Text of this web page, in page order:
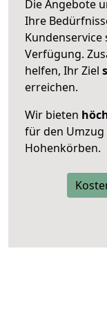
Die Angebote
Ihre
Verfügung.
helfen, Ihr Ziel
erreichen.
Wir bieten
für den Umzug
Hohenkörben.